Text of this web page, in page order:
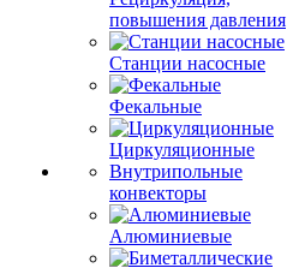
повышения давления
Станции насосные
Фекальные
Циркуляционные
Внутрипольные
конвекторы
Алюминиевые